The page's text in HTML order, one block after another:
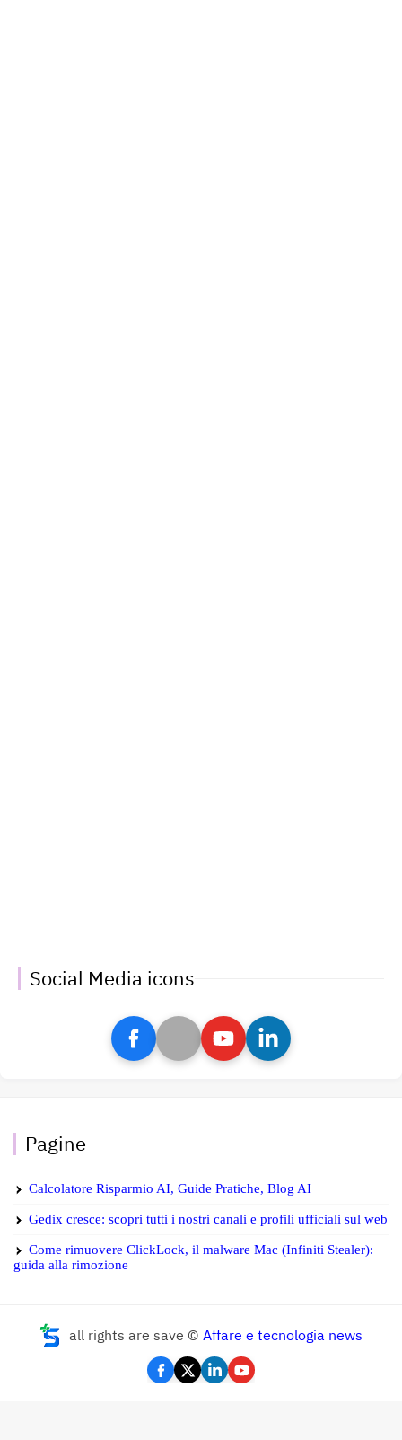
Social Media icons
Pagine
Calcolatore Risparmio AI, Guide Pratiche, Blog AI
Gedix cresce: scopri tutti i nostri canali e profili ufficiali sul web
Come rimuovere ClickLock, il malware Mac (Infiniti Stealer):
guida alla rimozione
all rights are save © Affare e tecnologia news